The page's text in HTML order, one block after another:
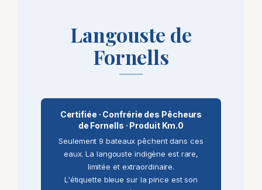
Langouste de
Fornells
Certifiée · Confrérie des Pêcheurs
de Fornells · Produit Km.0
Seulement 9 bateaux pêchent dans ces
eaux. La langouste indigène est rare,
limitée et extraordinaire.
L'étiquette bleue sur la pince est son